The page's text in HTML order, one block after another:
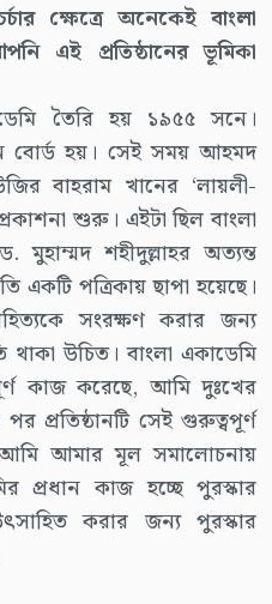
ক্ষেত্রে অনেকেই বাংলা
এই প্রতিষ্ঠানের ভূমিকা
তৈরি হয় ১৯৫৫ সনে।
বোর্ড হয়। সেই সময় আহমদ
বাহরাম খানের ‘লায়লী-
শুরু। এইটা ছিল বাংলা
শহীদুল্লাহর অত্যন্ত
একটি পত্রিকায় ছাপা হয়েছে।
সংরক্ষণ করার জন্য
থাকা উচিত। বাংলা একাডেমি
কাজ করেছে, আমি দুঃখের
প্রতিষ্ঠানটি সেই গুরুত্বপূর্ণ
আমার মূল সমালোচনায়
প্রধান কাজ হচ্ছে পুরস্কার
করার জন্য পুরস্কার